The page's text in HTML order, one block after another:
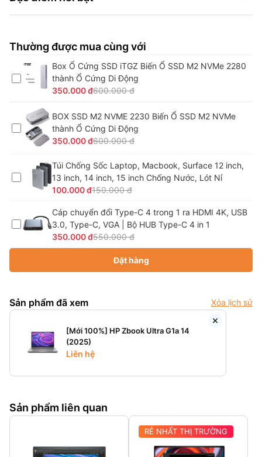
Thường được mua cùng với
Box Ổ Cứng SSD iTGZ Biến Ổ SSD M2 NVMe 2280
thành Ổ Cứng Di Động
350.000 đ600.000 đ
BOX SSD M2 NVME 2230 Biến Ổ SSD M2 NVMe
thành Ổ Cứng Di Động
350.000 đ600.000 đ
Túi Chống Sốc Laptop, Macbook, Surface 12 inch,
13 inch, 14 inch, 15 inch Chống Nước, Lót Nỉ
100.000 đ150.000 đ
Cáp chuyển đổi Type-C 4 trong 1 ra HDMI 4K, USB
3.0, Type-C, VGA | Bộ HUB Type-C 4 in 1
350.000 đ550.000 đ
Đặt hàng
Sản phẩm đã xem Xóa lịch sử
[Mới 100%] HP Zbook Ultra G1a 14
(2025)
Liên hệ
Sản phẩm liên quan
RẺ NHẤT THỊ TRƯỜNG